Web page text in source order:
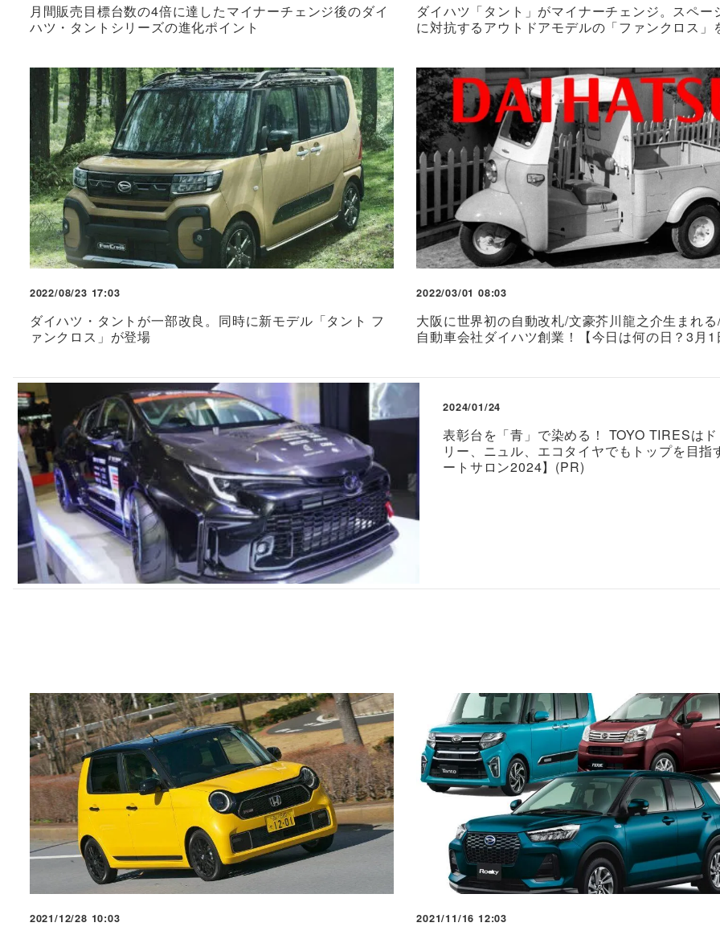
月間販売目標台数の4倍に達したマイナーチェンジ後のダイ
ハツ・タントシリーズの進化ポイント
ダイハツ「タント」がマイナーチェンジ。スペー
に対抗するアウトドアモデルの「ファンクロス」
2022/08/23 17:03
ダイハツ・タントが一部改良。同時に新モデル「タント フ
ァンクロス」が登場
2022/03/01 08:03
大阪に世界初の自動改札/文豪芥川龍之介生まれ
自動車会社ダイハツ創業！【今日は何の日？3月1
2024/01/24
表彰台を「青」で染める！ TOYO TIRESは
リー、ニュル、エコタイヤでもトップを目指
ートサロン2024】(PR)
2021/12/28 10:03 2021/11/16 12:03